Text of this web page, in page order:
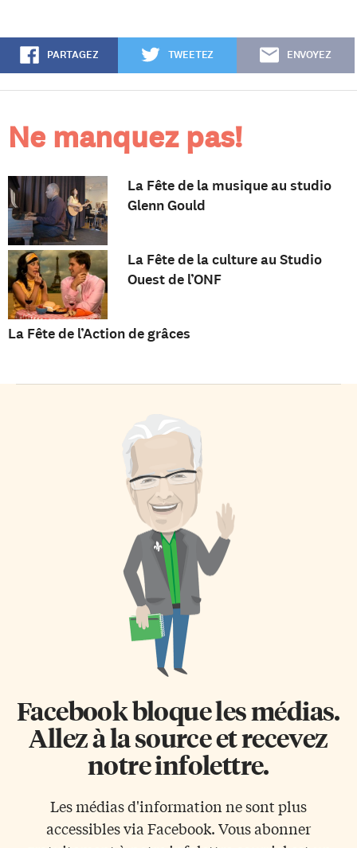
PARTAGEZ TWEETEZ ENVOYEZ
Ne manquez pas!
La Fête de la musique au studio
Glenn Gould
La Fête de la culture au Studio
Ouest de l’ONF
La Fête de l’Action de grâces
Facebook bloque les médias.
Allez à la source et recevez
notre infolettre.
Les médias d'information ne sont plus
accessibles via Facebook. Vous abonner